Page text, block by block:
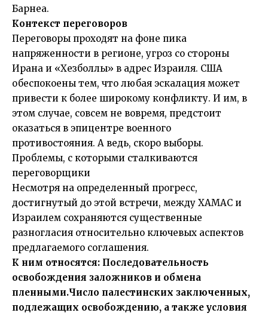
Барнеа.
Контекст переговоров
Переговоры проходят на фоне пика
напряженности в регионе, угроз со стороны
Ирана и «Хезболлы» в адрес Израиля. США
обеспокоены тем, что любая эскалация может
привести к более широкому конфликту. И им, в
этом случае, совсем не вовремя, предстоит
оказаться в эпицентре военного
противостояния. А ведь, скоро выборы.
Проблемы, с которыми сталкиваются
переговорщики
Несмотря на определенный прогресс,
достигнутый до этой встречи, между ХАМАС и
Израилем сохраняются существенные
разногласия относительно ключевых аспектов
предлагаемого соглашения.
К ним относятся: Последовательность
освобождения заложников и обмена
пленными.Число палестинских заключенных,
подлежащих освобождению, а также условия